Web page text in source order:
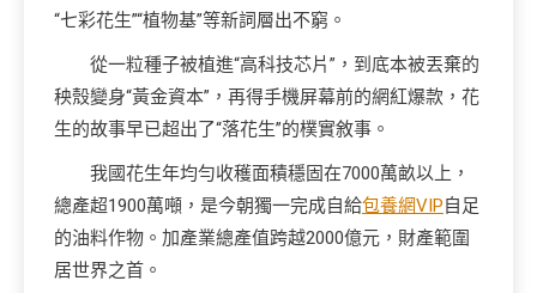
“七彩花生”“植物基”等新詞層出不窮。
從一粒種子被植進“高科技芯片”，到底本被丟棄的
秧殼變身“黃金資本”，再得手機屏幕前的網紅爆款，花
生的故事早已超出了“落花生”的樸實敘事。
我國花生年均勻收穫面積穩固在7000萬畝以上，
總產超1900萬噸，是今朝獨一完成自給包養網VIP自足
的油料作物。加產業總產值跨越2000億元，財產範圍
居世界之首。